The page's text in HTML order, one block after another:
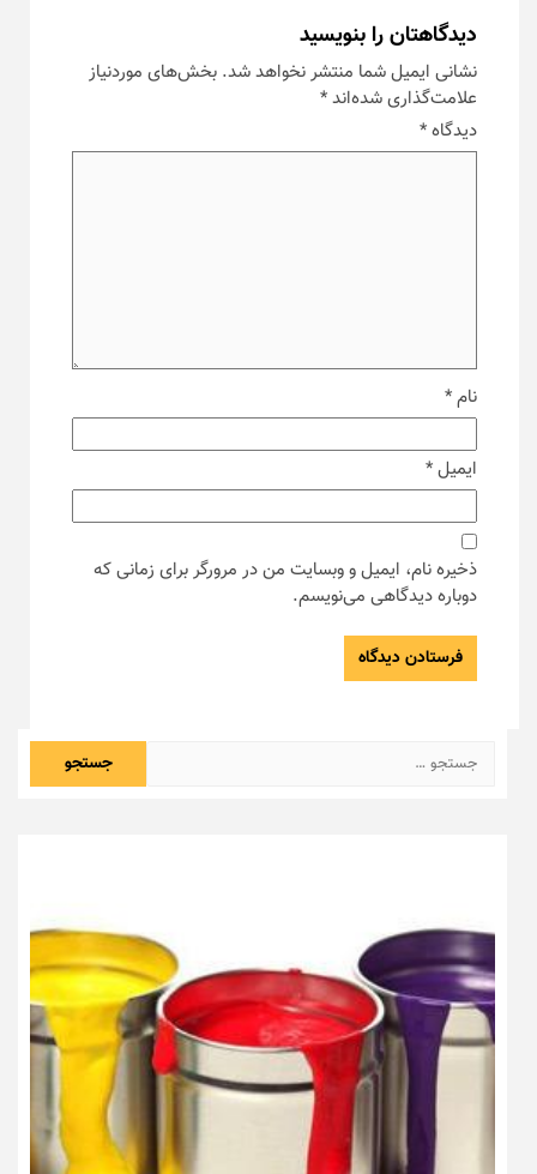
دیدگاهتان را بنویسید
نشانی ایمیل شما منتشر نخواهد شد. بخش‌های موردنیاز
علامت‌گذاری شده‌اند*
دیدگاه*
نام*
ایمیل*
ذخیره نام، ایمیل و وبسایت من در مرورگر برای زمانی که
دوباره دیدگاهی می‌نویسم.
جستجو
برای: